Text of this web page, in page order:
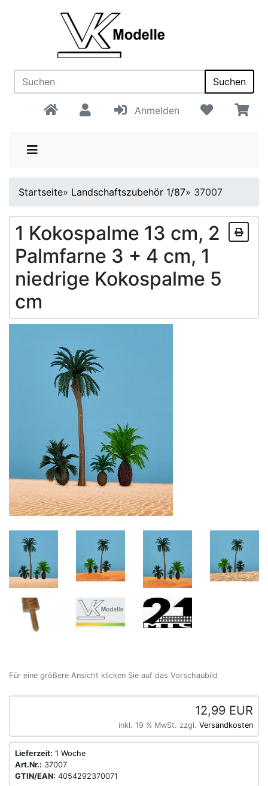
Suchen
Anmelden
Startseite» Landschaftszubehör 1/87» 37007
1 Kokospalme 13 cm, 2
Palmfarne 3 + 4 cm, 1
niedrige Kokospalme 5
cm
Für eine größere Ansicht klicken Sie auf das Vorschaubild
12,99 EUR
inkl. 19 % MwSt. zzgl. Versandkosten
Lieferzeit: 1 Woche
Art.Nr.: 37007
GTIN/EAN: 4054292370071